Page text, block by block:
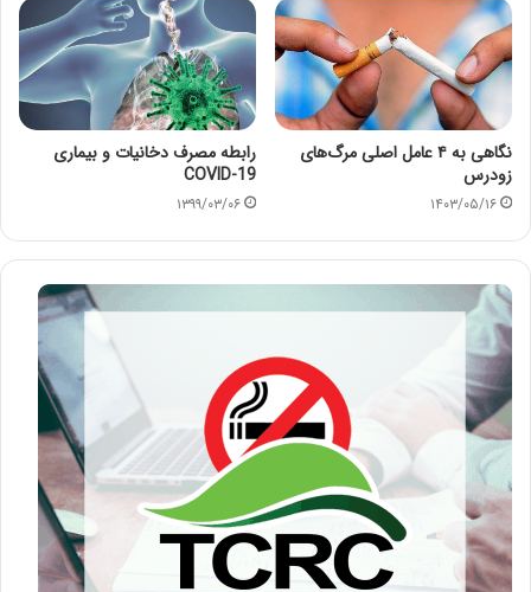
نگاهی به ۴ عامل اصلی مرگ‌های
زودرس
۱۴۰۳/۰۵/۱۶
رابطه مصرف دخانیات و بیماری
COVID-19
۱۳۹۹/۰۳/۰۶